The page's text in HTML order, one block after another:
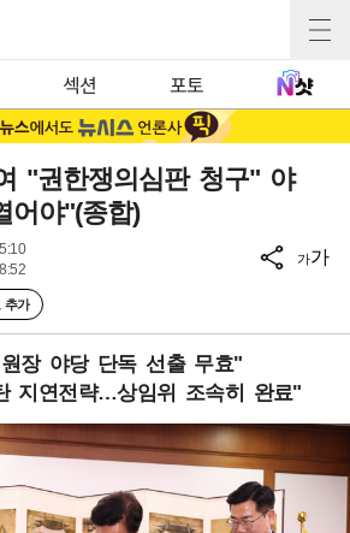
섹션 포토
"권한쟁의심판 청구" 야
어야"(종합)
추가
가가
장 야당 단독 선출 무효"
지연전략…상임위 조속히 완료"